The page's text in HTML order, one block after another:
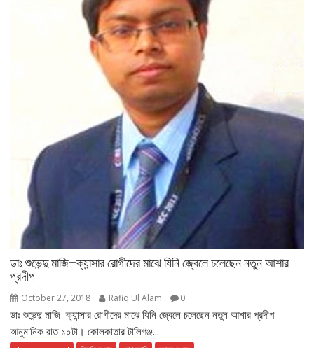
ডাঃ শুভেন্দু মাজি–ক্যান্সার রোগীদের মাঝে যিনি জ্বেলে চলেছেন নতুন আশার
প্রদীপ
October 27, 2018 Rafiq Ul Alam 0
ডাঃ শুভেন্দু মাজি–ক্যান্সার রোগীদের মাঝে যিনি জ্বেলে চলেছেন নতুন আশার প্রদীপ
আনুমানিক রাত ১০টা। কোলকাতার টালিগঞ্জ...